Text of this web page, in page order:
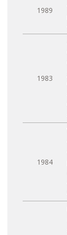
1989
1983
1984